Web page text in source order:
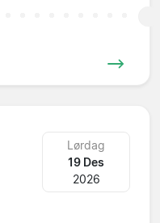
Lørdag
19 Des
2026